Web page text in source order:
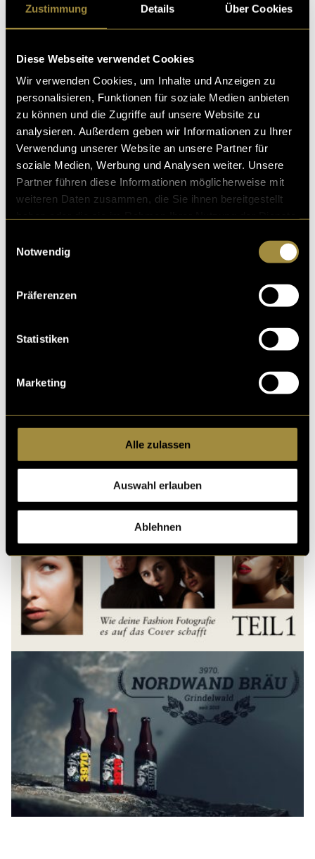
Zustimmung Details Über Cookies
Diese Webseite verwendet Cookies
Wir verwenden Cookies, um Inhalte und Anzeigen zu
personalisieren, Funktionen für soziale Medien anbieten
zu können und die Zugriffe auf unsere Website zu
analysieren. Außerdem geben wir Informationen zu Ihrer
Verwendung unserer Website an unsere Partner für
soziale Medien, Werbung und Analysen weiter. Unsere
Partner führen diese Informationen möglicherweise mit
weiteren Daten zusammen, die Sie ihnen bereitgestellt
Notwendig
Präferenzen
Statistiken
Marketing
Alle zulassen
Auswahl erlauben
Ablehnen
letztlich dem Dorffest-Komitee vom Stil her nicht
gefiel. Über die fünf Tage verteilt gab es insgesamt
ausgespielt wurde.
(mmi)